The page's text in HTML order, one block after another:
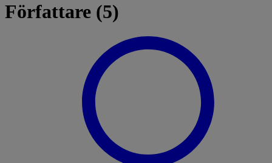
Författare (5)